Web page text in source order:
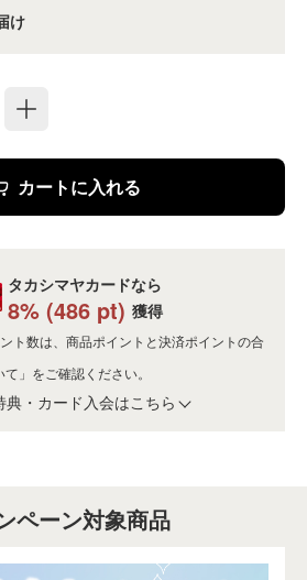
け
カートに入れる
タカシマヤカードなら
8% (486pt) 獲得
ト数は、商品ポイントと決済ポイントの合
」 をご確認ください。
典・カード入会はこちら
ペーン対象商品